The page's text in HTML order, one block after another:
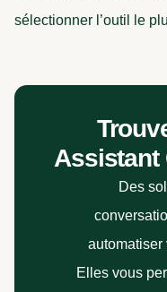
sélectionner l’outil le
Assistant
Des
automatiser
Elles vous